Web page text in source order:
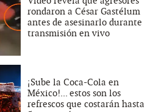
rondaron a César Gastélum
antes de asesinarlo durante
transmisión en vivo
¡Sube la Coca-Cola en
México!... estos son los
refrescos que costarán hasta